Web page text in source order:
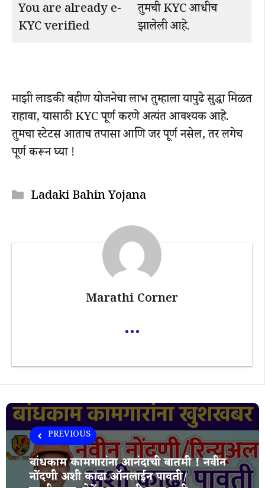
You are already e-
KYC verified
तुमची KYC आधीच
झालेली आहे.
माझी लाडकी बहीण योजनेचा लाभ तुम्हाला यापुढे सुद्धा मिळत
राहावा, यासाठी KYC पूर्ण करणे अत्यंत आवश्यक आहे.
तुमचा स्टेटस आताच तपासा आणि जर पूर्ण नसेल, तर लगेच
पूर्ण करून घ्या !
Categories
Ladaki Bahin Yojana
Marathi Corner
...
PREVIOUS
बांधकाम कामगारांना आनंदाची बातमी ! नवीन
नोंदणी अशी काढा ऑनलाईन पावती/